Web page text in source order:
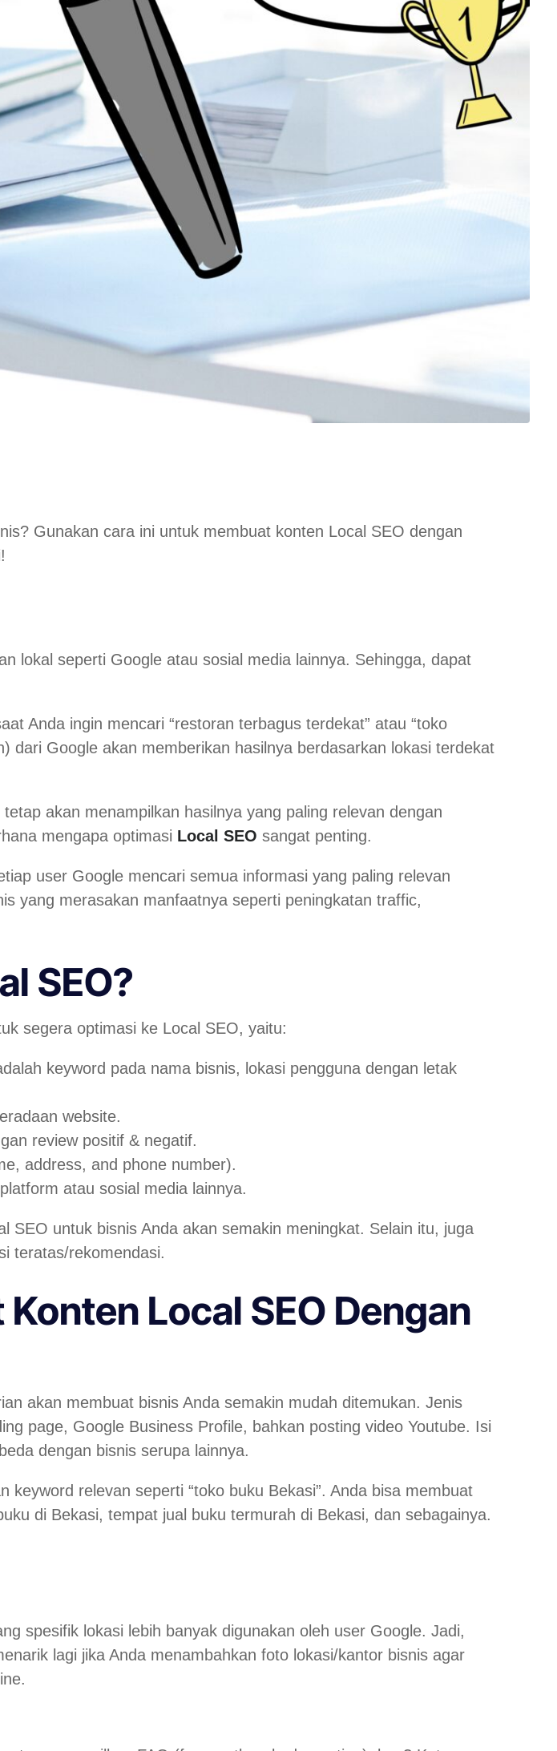
Gunakan cara ini untuk membuat konten Local SEO dengan
lokal seperti Google atau sosial media lainnya. Sehingga, dapat
Anda ingin mencari “restoran terbagus terdekat” atau “toko
dari Google akan memberikan hasilnya berdasarkan lokasi terdekat
akan menampilkan hasilnya yang paling relevan dengan
mengapa optimasi Local SEO sangat penting.
user Google mencari semua informasi yang paling relevan
yang merasakan manfaatnya seperti peningkatan traffic,
SEO?
segera optimasi ke Local SEO, yaitu:
keyword pada nama bisnis, lokasi pengguna dengan letak
website.
review positif & negatif.
address, and phone number).
atau sosial media lainnya.
SEO untuk bisnis Anda akan semakin meningkat. Selain itu, juga
teratas/rekomendasi.
Local SEO Dengan
akan membuat bisnis Anda semakin mudah ditemukan. Jenis
page, Google Business Profile, bahkan posting video Youtube. Isi
dengan bisnis serupa lainnya.
keyword relevan seperti “toko buku Bekasi”. Anda bisa membuat
di Bekasi, tempat jual buku termurah di Bekasi, dan sebagainya.
spesifik lokasi lebih banyak digunakan oleh user Google. Jadi,
lagi jika Anda menambahkan foto lokasi/kantor bisnis agar
.